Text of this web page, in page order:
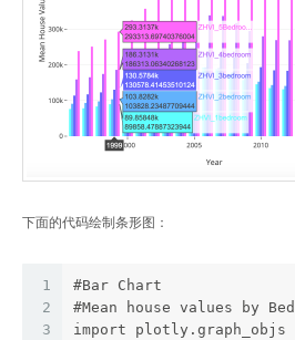
下面的代码绘制条形图：
1
2
3
#Bar Chart
#Mean house values by
import plotly.graph_objs